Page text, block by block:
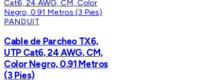
PANDUIT
Cable de Parcheo TX6,
UTP Cat6, 24 AWG, CM,
Color Negro, 0.91 Metros
(3 Pies)